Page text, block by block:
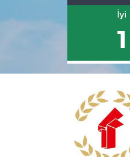
İyi
1